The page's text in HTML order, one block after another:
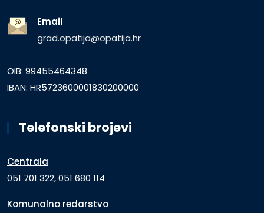
Email
grad.opatija@opatija.hr
OIB: 99455464348
IBAN: HR5723600001830200000
Telefonski brojevi
Centrala
051 701 322, 051 680 114
Komunalno redarstvo